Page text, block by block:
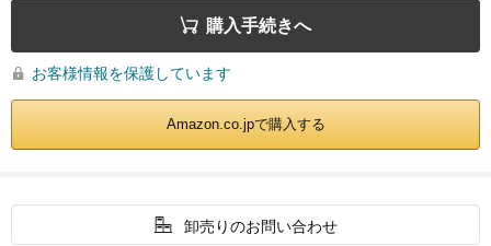
 購入手続きへ
 お客様情報を保護しています
Amazon.co.jpで購入する
 卸売りのお問い合わせ